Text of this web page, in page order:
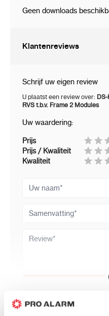
Geen downloads
Klantenreviews
Schrijf uw eigen review
U plaatst een review over:
RVS t.b.v. Frame 2 Modules
Uw waardering:
Prijs
Prijs / Kwaliteit
Kwaliteit
Uw naam
Samenvatting
Review
Andere klanten